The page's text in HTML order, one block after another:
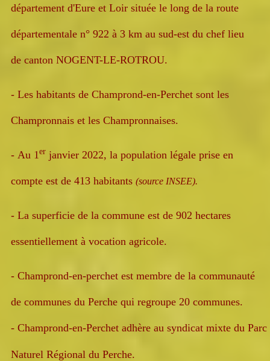
département d'Eure et Loir située le long de la route
départementale n° 922 à 3 km au sud-est du chef lieu
de canton NOGENT-LE-ROTROU.
- Les habitants de Champrond-en-Perchet sont les
Champronnais et les Champronnaises.
- Au 1er janvier 2022, la population légale prise en
compte est de 413 habitants (source INSEE).
- La superficie de la commune est de 902 hectares
essentiellement à vocation agricole.
- Champrond-en-perchet est membre de la communauté
de communes du Perche qui regroupe 20 communes.
- Champrond-en-Perchet adhère au syndicat mixte du Parc
Naturel Régional du Perche.